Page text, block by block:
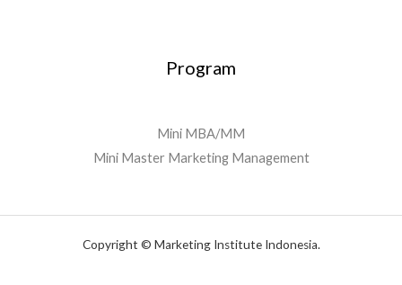
Program
Mini MBA/MM
Mini Master Marketing Management
Copyright © Marketing Institute Indonesia.